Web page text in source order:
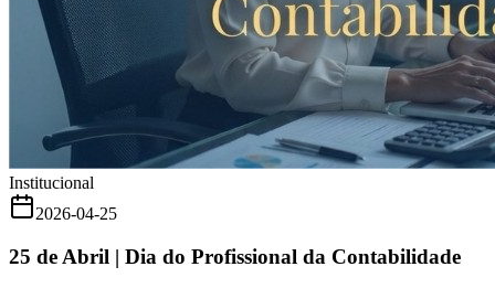
Institucional
2026-04-25
25 de Abril | Dia do Profissional da Contabilidade